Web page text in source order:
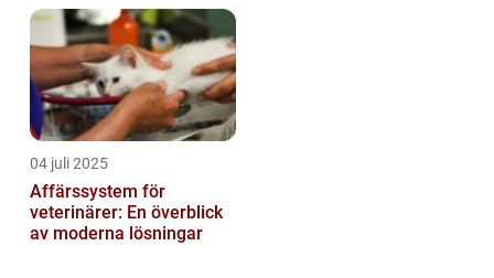
04 juli 2025
Affärssystem för
veterinärer: En överblick
av moderna lösningar